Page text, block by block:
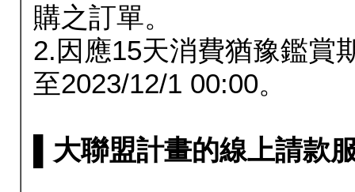
購之訂單。
2.因應15天消費猶豫鑑賞
至2023/12/1 00:00。
▌大聯盟計畫的線上請款